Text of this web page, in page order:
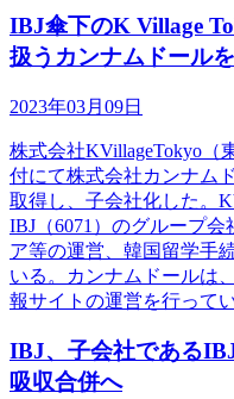
IBJ傘下のK Village
扱うカンナムドール
2023年03月09日
株式会社KVillageTokyo（
付にて株式会社カンナム
取得し、子会社化した。
IBJ（6071）のグループ
ア等の運営、韓国留学手
いる。カンナムドールは
報サイトの運営を行って
IBJ、子会社である
吸収合併へ